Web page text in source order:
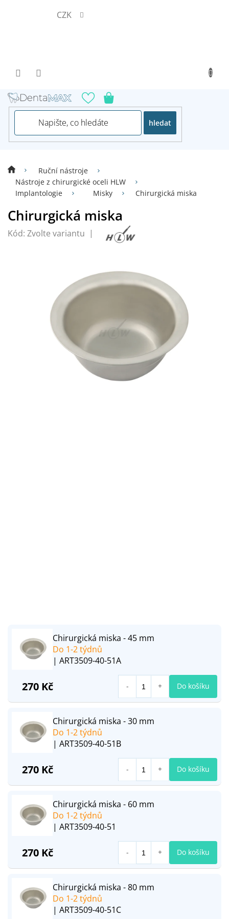
CZK
hledat
Ruční nástroje
Nástroje z chirurgické oceli HLW
Implantologie
Misky Chirurgická miska
Chirurgická miska
Kód: Zvolte variantu
Chirurgická miska - 45 mm
Do 1-2 týdnů
| ART3509-40-51A
270 Kč Do košíku
Chirurgická miska - 30 mm
Do 1-2 týdnů
| ART3509-40-51B
270 Kč Do košíku
Chirurgická miska - 60 mm
Do 1-2 týdnů
| ART3509-40-51
270 Kč Do košíku
Chirurgická miska - 80 mm
Do 1-2 týdnů
| ART3509-40-51C